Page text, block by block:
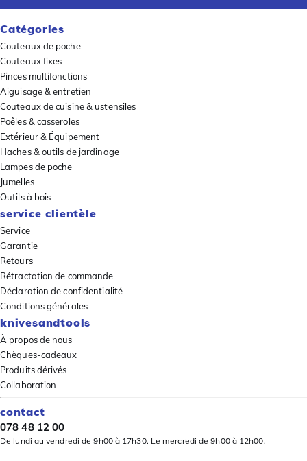
Catégories
Couteaux de poche
Couteaux fixes
Pinces multifonctions
Aiguisage & entretien
Couteaux de cuisine & ustensiles
Poêles & casseroles
Extérieur & Équipement
Haches & outils de jardinage
Lampes de poche
Jumelles
Outils à bois
service clientèle
Service
Garantie
Retours
Rétractation de commande
Déclaration de confidentialité
Conditions générales
knivesandtools
À propos de nous
Chèques-cadeaux
Produits dérivés
Collaboration
contact
078 48 12 00
De lundi au vendredi de 9h00 à 17h30. Le mercredi de 9h00 à 12h00.